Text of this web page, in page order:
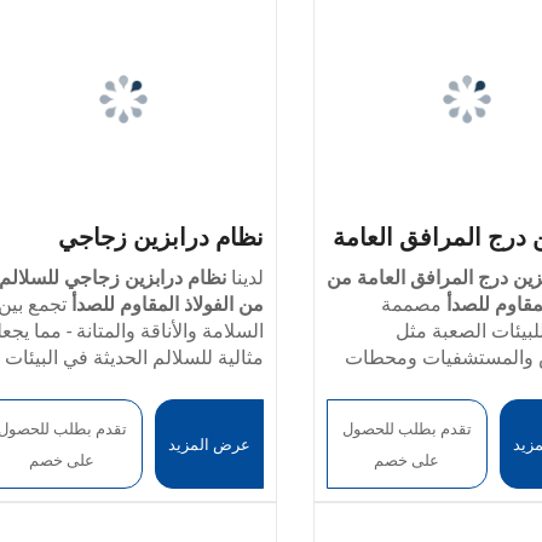
درج المرافق العامة
المقاوم للصدأ
درج المرافق العامة من
للصدأ مصممة
الصعبة مثل
والمستشفيات ومحطات
التركيز على
والجمال والمتانة.، يستخدم
هذا فولاذ مقاوم
الدرجة الممتازة لضمان
الفولاذ المقاوم للصدأ
أملس وخالٍ من
تقدم بطلب للحصول
على خصم
نظام درابزين زجاجي
للسلالم من الفولاذ المقاوم
للصدأ
لدينانظام درابزين زجاجي للسلالم
من الفولاذ المقاوم للصدأ تجمع بين
السلامة والأناقة والمتانة - مما
مثالية للسلالم الحديثة في البيئات
يستخدم هذا النظام مكونات عالية
الجودة من الفولاذ المقاوم للصدأ
وألواح زجاج الأمان المقسّى لإضفاء
مظهر أنيق ومعاصر، مع ضمان
معلمات المنتج
خيارات المواد:
الفولاذ المقاوم
عرض المزيد
تقدم بطلب للحصول
على خصم